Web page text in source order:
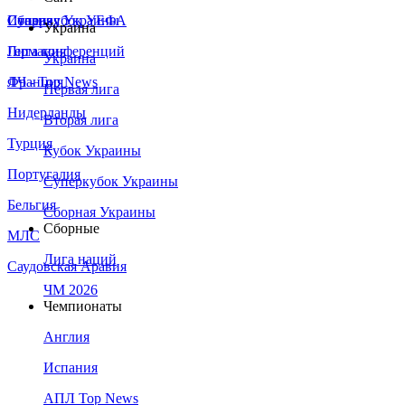
Сборная Украины
Италия
Германия
Франция
Нидерланды
Турция
Португалия
Бельгия
МЛС
Саудовская Аравия
Суперкубок УЕФА
Лига конференций
ЛЧ - Top News
Украина
Украина
Первая лига
Вторая лига
Кубок Украины
Суперкубок Украины
Сборная Украины
Сборные
Лига наций
ЧМ 2026
Чемпионаты
Англия
Испания
АПЛ Top News